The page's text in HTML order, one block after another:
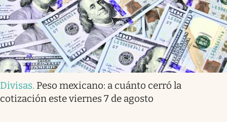
Divisas. Peso mexicano: a cuánto cerró la
cotización este viernes 7 de agosto